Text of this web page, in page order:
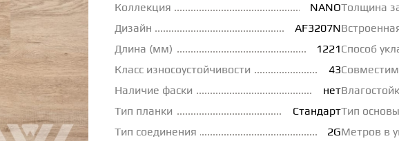
Коллекция
NANO
Дизайн
AF3207N
Длина (мм)
1221
Класс износоустойчивости
43
Наличие фаски
нет
Тип планки
Стандарт
Тип соединения
2G
Толщина
Способ
Тип
Метров в